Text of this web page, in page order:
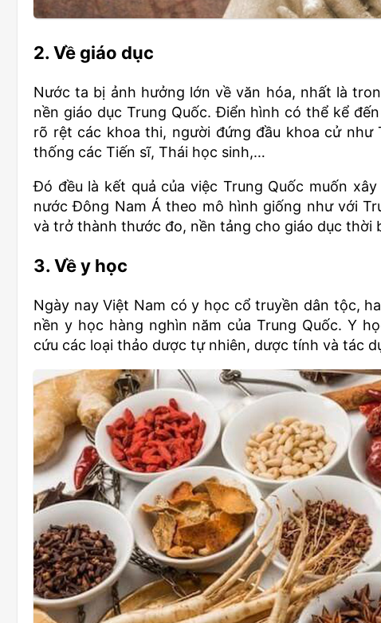
2. Về giáo dục
Nước ta bị ảnh hưởng lớn về văn hóa, nhất là
nền giáo dục Trung Quốc. Điển hình có thể kể
rõ rệt các khoa thi, người đứng đầu khoa cử như
thống các Tiến sĩ, Thái học sinh,…
Đó đều là kết quả của việc Trung Quốc muốn
nước Đông Nam Á theo mô hình giống như với
và trở thành thước đo, nền tảng cho giáo dục thời
3. Về y học
Ngày nay Việt Nam có y học cổ truyền dân tộc,
nền y học hàng nghìn năm của Trung Quốc. Y
cứu các loại thảo dược tự nhiên, dược tính và tác